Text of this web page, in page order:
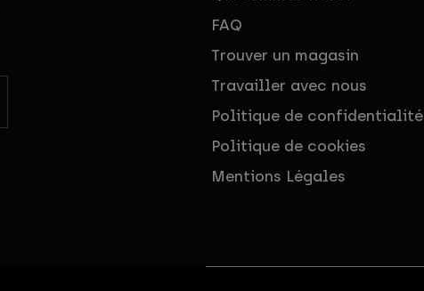
FAQ
Trouver un magasin
Travailler avec nous
Politique de confidentialité
Politique de cookies
Mentions Légales